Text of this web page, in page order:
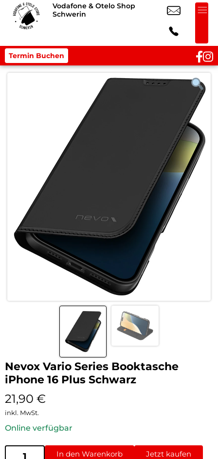
Vodafone & Otelo Shop
Schwerin
Termin Buchen
Nevox Vario Series Booktasche
iPhone 16 Plus Schwarz
21,90 €
inkl. MwSt.
Online verfügbar
In den Warenkorb Jetzt kaufen